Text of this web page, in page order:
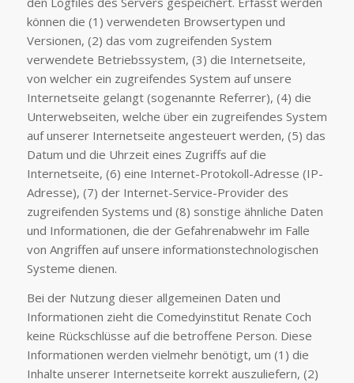
können die (1) verwendeten Browsertypen und
Versionen, (2) das vom zugreifenden System
verwendete Betriebssystem, (3) die Internetseite,
von welcher ein zugreifendes System auf unsere
Internetseite gelangt (sogenannte Referrer), (4) die
Unterwebseiten, welche über ein zugreifendes System
auf unserer Internetseite angesteuert werden, (5) das
Datum und die Uhrzeit eines Zugriffs auf die
Internetseite, (6) eine Internet-Protokoll-Adresse (IP-
Adresse), (7) der Internet-Service-Provider des
zugreifenden Systems und (8) sonstige ähnliche Daten
und Informationen, die der Gefahrenabwehr im Falle
von Angriffen auf unsere informationstechnologischen
Systeme dienen.
Bei der Nutzung dieser allgemeinen Daten und
Informationen zieht die Comedyinstitut Renate Coch
keine Rückschlüsse auf die betroffene Person. Diese
Informationen werden vielmehr benötigt, um (1) die
Inhalte unserer Internetseite korrekt auszuliefern, (2)